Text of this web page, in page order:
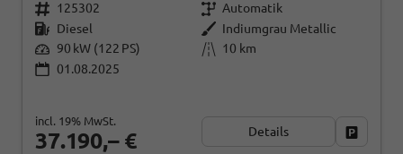
125302
Automatik
Diesel
Indiumgrau Metallic
90 kW (122 PS)
10 km
01.08.2025
37.190,– €
incl. 19% MwSt.
Details